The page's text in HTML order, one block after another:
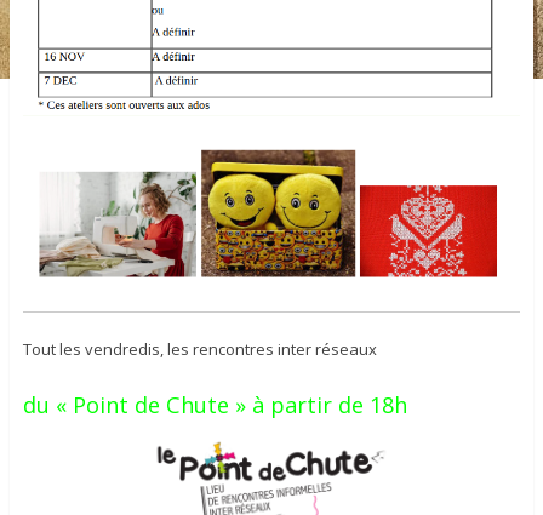
Tout les vendredis, les rencontres inter réseaux
du « Point de Chute » à partir de 18h